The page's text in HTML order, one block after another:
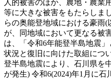
人的被害のほか、農地・農業
等に大きな被害をもたらしま
らの奥能登地域における豪雨
が、同地域において更なる被
は、「令和6年能登半島地震
状況と復旧に向けた取組につ
登半島地震により、石川県を
が発生) 令和6(2024)年1月に